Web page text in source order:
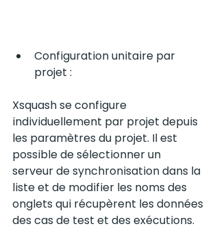
Configuration unitaire par
projet :
Xsquash se configure
individuellement par projet depuis
les paramètres du projet. Il est
possible de sélectionner un
serveur de synchronisation dans la
liste et de modifier les noms des
onglets qui récupèrent les données
des cas de test et des exécutions.